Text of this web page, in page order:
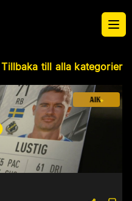
Tillbaka till alla kategorier